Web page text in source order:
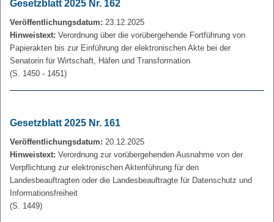
Gesetzblatt 2025 Nr. 162
Veröffentlichungsdatum: 23.12.2025
Hinweistext: Verordnung über die vorübergehende Fortführung von
Papierakten bis zur Einführung der elektronischen Akte bei der
Senatorin für Wirtschaft, Häfen und Transformation
(S. 1450 - 1451)
Gesetzblatt 2025 Nr. 161
Veröffentlichungsdatum: 20.12.2025
Hinweistext: Verordnung zur vorübergehenden Ausnahme von der
Verpflichtung zur elektronischen Aktenführung für den
Landesbeauftragten oder die Landesbeauftragte für Datenschutz und
Informationsfreiheit
(S. 1449)